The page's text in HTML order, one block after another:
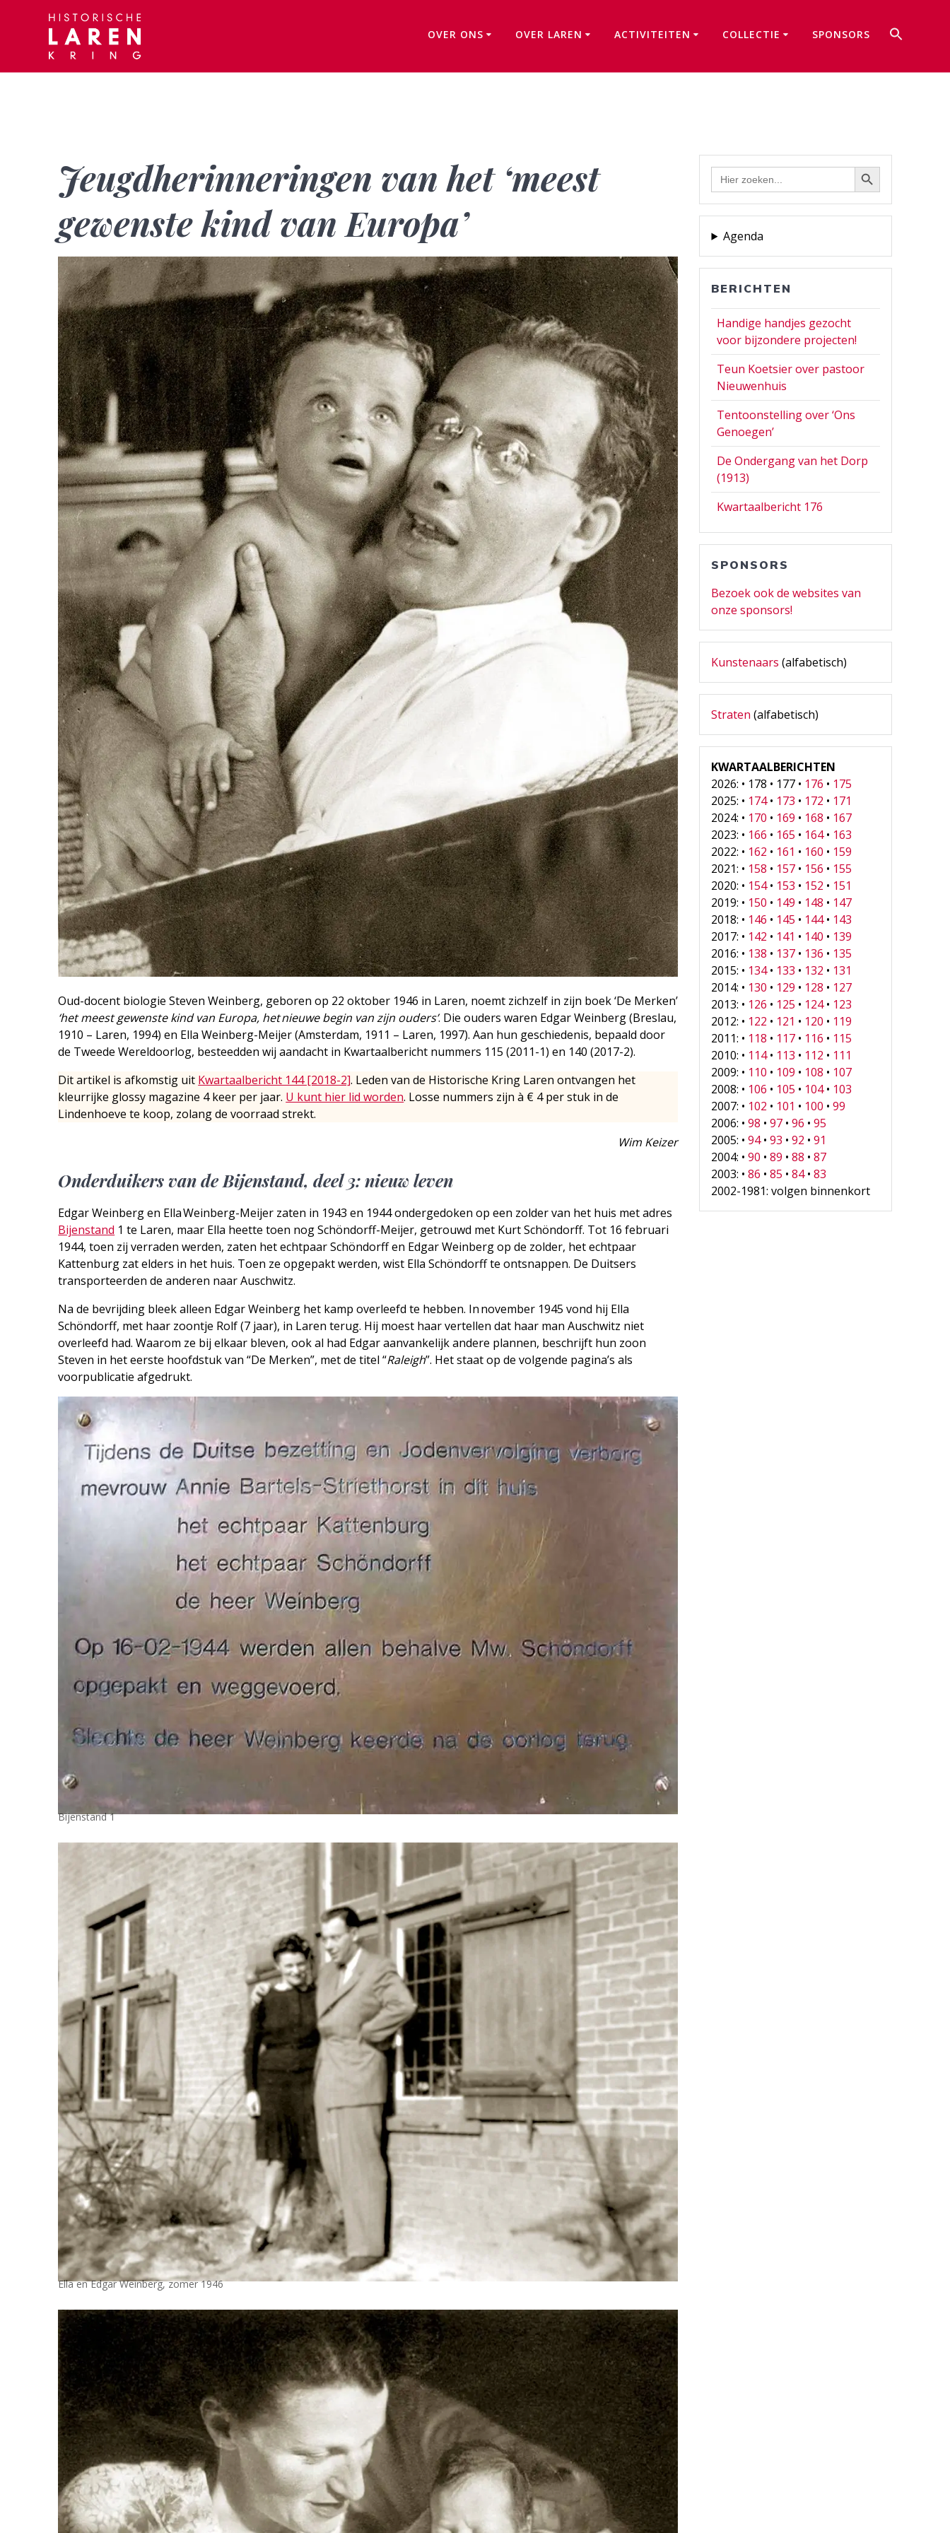
OVER ONS OVER LAREN ACTIVITEITEN COLLECTIE SPONSORS
Jeugdherinneringen van het ‘meest
gewenste kind van Europa’
Oud-docent biologie Steven Weinberg, geboren op 22 oktober 1946 in Laren, noemt zichzelf in zijn boek ‘De Merken’
‘het meest gewenste kind van Europa, het nieuwe begin van zijn ouders’. Die ouders waren Edgar Weinberg (Breslau,
1910 – Laren, 1994) en Ella Weinberg-Meijer (Amsterdam, 1911 – Laren, 1997). Aan hun geschiedenis, bepaald door
de Tweede Wereldoorlog, besteedden wij aandacht in Kwartaalbericht nummers 115 (2011-1) en 140 (2017-2).
Dit artikel is afkomstig uit Kwartaalbericht 144 [2018-2]. Leden van de Historische Kring Laren ontvangen het
kleurrijke glossy magazine 4 keer per jaar. U kunt hier lid worden. Losse nummers zijn à € 4 per stuk in de
Lindenhoeve te koop, zolang de voorraad strekt.
Wim Keizer
Onderduikers van de Bijenstand, deel 3: nieuw leven
Edgar Weinberg en Ella Weinberg-Meijer zaten in 1943 en 1944 ondergedoken op een zolder van het huis met adres
Bijenstand 1 te Laren, maar Ella heette toen nog Schöndorff-Meijer, getrouwd met Kurt Schöndorff. Tot 16 februari
1944, toen zij verraden werden, zaten het echtpaar Schöndorff en Edgar Weinberg op de zolder, het echtpaar
Kattenburg zat elders in het huis. Toen ze opgepakt werden, wist Ella Schöndorff te ontsnappen. De Duitsers
transporteerden de anderen naar ­Auschwitz.
Na de bevrijding bleek alleen Edgar Weinberg het kamp overleefd te hebben. In november 1945 vond hij Ella
Schöndorff, met haar zoontje Rolf (7 jaar), in Laren terug. Hij moest haar vertellen dat haar man Auschwitz niet
overleefd had. Waarom ze bij elkaar bleven, ook al had Edgar aanvankelijk andere plannen, beschrijft hun zoon
Steven in het eerste hoofdstuk van “De Merken”, met de titel “Raleigh”. Het staat op de volgende pagina’s als
voorpublicatie afgedrukt.
Bijenstand 1
Ella en Edgar Weinberg, zomer 1946
Zoek
naar:
Zoekknop
Agenda
BERICHTEN
Handige handjes gezocht
voor bijzondere projecten!
Teun Koetsier over pastoor
Nieuwenhuis
Tentoonstelling over ‘Ons
Genoegen’
De Ondergang van het Dorp
(1913)
Kwartaalbericht 176
SPONSORS
Bezoek ook de websites van
onze sponsors!
Kunstenaars (alfabetisch)
Straten (alfabetisch)
KWARTAALBERICHTEN
2026: • 178 • 177 • 176 • 175
2025: • 174• 173 • 172 • 171
2024: • 170 • 169 • 168 • 167
2023: • 166 • 165 • 164• 163
2022: • 162 • 161 • 160 • 159
2021: • 158 • 157 • 156 • 155
2020: • 154• 153 • 152 • 151
2019: • 150 • 149 • 148 • 147
2018: • 146 • 145 • 144• 143
2017: • 142 • 141 • 140 • 139
2016: • 138 • 137 • 136 • 135
2015: • 134• 133 • 132 • 131
2014: • 130 • 129 • 128 • 127
2013: • 126 • 125 • 124• 123
2012: • 122 • 121 • 120 • 119
2011: • 118 • 117 • 116 • 115
2010: • 114• 113 • 112 • 111
2009: • 110 • 109 • 108 • 107
2008: • 106 • 105 • 104• 103
2007: • 102 • 101 • 100 •99
2006: •98 •97 •96 •95
2005: •94•93 •92 •91
2004: •90 •89 •88 •87
2003: •86 •85 •84•83
2002-1981: volgen binnenkort